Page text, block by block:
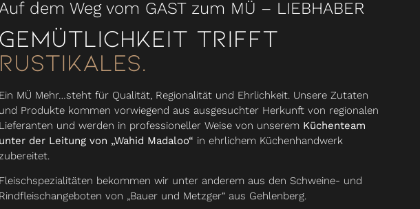
dem Weg vom GAST zum MÜ – LIEBHABER
Gemütlichkeit trifft
Rustikales.
Ein MÜ Mehr…steht für Qualität, Regionalität und Ehrlichkeit. Unsere Zutaten
und Produkte kommen vorwiegend aus ausgesuchter Herkunft von regionalen
Lieferanten und werden in professioneller Weise von unserem Küchenteam
unter der Leitung von „Wahid Madaloo“ in ehrlichem Küchenhandwerk
Fleischspezialitäten bekommen wir unter anderem aus den Schweine- und
Rindfleischangeboten von „Bauer und Metzger“ aus Gehlenberg.